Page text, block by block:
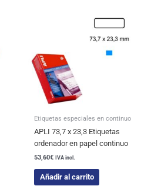
Etiquetas especiales en continuo
APLI 73,7 x 23,3 Etiquetas
ordenador en papel continuo
53,60€ IVA incl.
Añadir al carrito